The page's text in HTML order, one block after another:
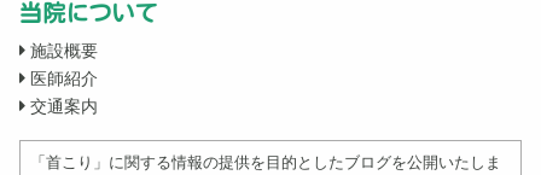
当院について
施設概要
医師紹介
交通案内
「首こり」に関する情報の提供を目的としたブログを公開いたしま